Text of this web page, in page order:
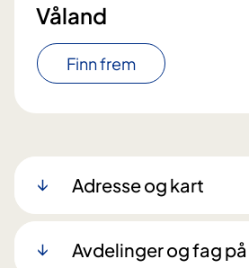
Våland
Finn frem
Adresse og kart
Avdelinger og fag